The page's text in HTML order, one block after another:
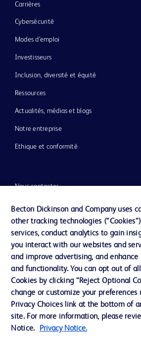
Carrières
Cybersécurité
Modes d’emploi
Investisseurs
Inclusion, diversité et équité
Ressources
Actualités, médias et blogs
Notre entreprise
Ethique et conformité
Nous contacter
Paramètres des cookies
Charte de Protection des Données
Conditions d'utlisation
© 2026 BD. Tous droits réservés. BD et le logo
déposées de Becton, Dickinson and Company ou
Becton Dickinson and Company uses
other tracking technologies
services, conduct analytics to gain
you interact with our websites and
and improve advertising, and enhance
and functionality. You can opt out of all
Cookies by clicking “Reject Optional
change or customize your preferences
Privacy Choices link at the bottom of
site. For more information, please
Notice.
Privacy Notice.